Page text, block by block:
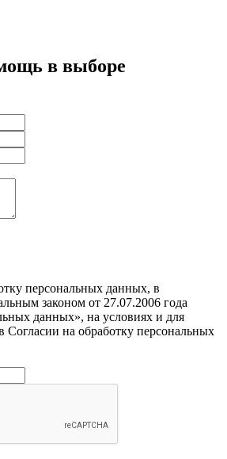
в выборе
персональных данных, в
законом от 27.07.2006 года
данных», на условиях и для
Согласии на обработку персональных